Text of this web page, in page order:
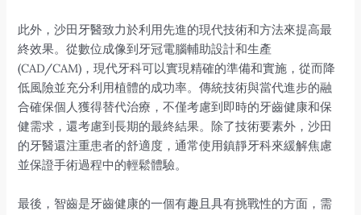
此外，沙田牙醫致力於利用先進的現代技術和方法來提高最
終效果。從數位成像到牙冠電腦輔助設計和生產
(CAD/CAM)，現代牙科可以實現精確的準備和實施，從而降
低風險並充分利用植體的成功率。傳統技術與當代進步的融
合確保個人獲得替代治療，不僅考慮到即時的牙齒健康和保
健需求，還考慮到長期的最終結果。除了技術要素外，沙田
的牙醫還注重患者的舒適度，通常使用鎮靜牙科來緩解焦慮
並保證手術過程中的輕鬆體驗。
最後，智齒是牙齒健康的一個有趣且具有挑戰性的方面，需